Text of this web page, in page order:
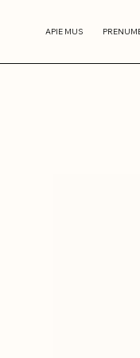
APIE MUS